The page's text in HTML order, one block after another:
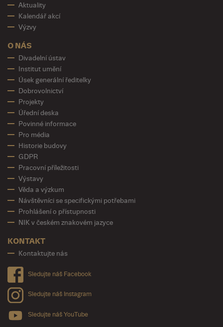
Aktuality
Kalendář akcí
Výzvy
O NÁS
Divadelní ústav
Institut umění
Úsek generální ředitelky
Dobrovolnictví
Projekty
Úřední deska
Povinné informace
Pro média
Historie budovy
GDPR
Pracovní příležitosti
Výstavy
Věda a výzkum
Návštěvníci se specifickými potřebami
Prohlášení o přístupnosti
NIK v českém znakovém jazyce
KONTAKT
Kontaktujte nás
Sledujte náš Facebook
Sledujte náš Instagram
Sledujte náš YouTube